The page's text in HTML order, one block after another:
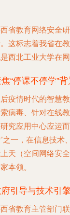
省教育网络安全
这标志着我省在
西北工业大学在
“停课不停学”
疫情时代的智慧
病毒、针对在线
究应用中心应运
之一，在信息技术
天（空间网络安
本领。
引导与技术引
省教育主管部门